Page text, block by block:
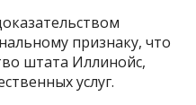
признаку, что
штата Иллинойс,
услуг.